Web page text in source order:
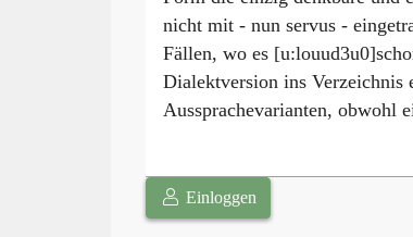
nicht mit - nun servus -
Fällen, wo es
Dialektversion ins Verzeichnis
Aussprachevarianten, obwohl
Einloggen